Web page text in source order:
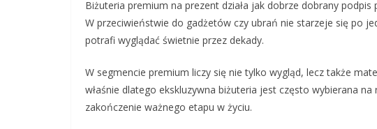
Biżuteria premium na prezent działa jak dobrze dobrany
W przeciwieństwie do gadżetów czy ubrań nie starzeje się po
potrafi wyglądać świetnie przez dekady.
W segmencie premium liczy się nie tylko wygląd, lecz także
właśnie dlatego ekskluzywna biżuteria jest często wybierana
zakończenie ważnego etapu w życiu.